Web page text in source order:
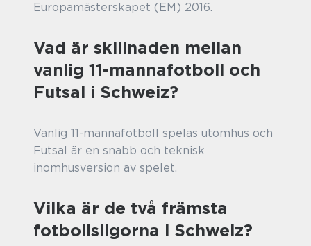
Europamästerskapet (EM) 2016.
Vad är skillnaden mellan
vanlig 11-mannafotboll och
Futsal i Schweiz?
Vanlig 11-mannafotboll spelas utomhus och
Futsal är en snabb och teknisk
inomhusversion av spelet.
Vilka är de två främsta
fotbollsligorna i Schweiz?